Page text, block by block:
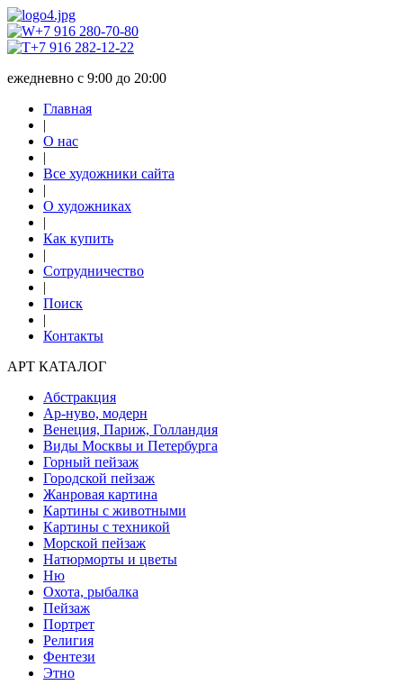
+7 916 280-70-80
+7 916 282-12-22
ежедневно с 9:00 до 20:00
Главная
|
О нас
|
Все художники сайта
|
О художниках
|
Как купить
|
Сотрудничество
|
Поиск
|
Контакты
АРТ КАТАЛОГ
Абстракция
Ар-нуво, модерн
Венеция, Париж, Голландия
Виды Москвы и Петербурга
Горный пейзаж
Городской пейзаж
Жанровая картина
Картины с животными
Картины с техникой
Морской пейзаж
Натюрморты и цветы
Ню
Охота, рыбалка
Пейзаж
Портрет
Религия
Фентези
Этно